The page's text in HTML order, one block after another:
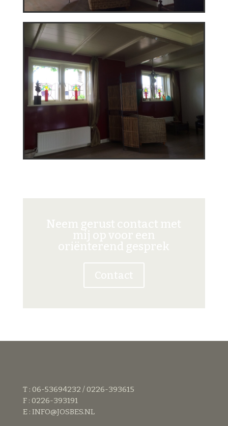
Neem gerust contact met
mij op voor een
oriënterend gesprek
Contact
T : 06-53694232 / 0226-393615
F : 0226-393191
E : INFO@JOSBES.NL